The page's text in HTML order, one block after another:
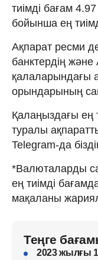
тиімді бағам
бойынша ең
Ақпарат ресми
банктердің
қалаларындағы
орындарының
Қалаңыздағы ең
туралы
Telegram-да
*Валюталарды
ең тиімді
мақаланы
Теңге
2023 жылғы